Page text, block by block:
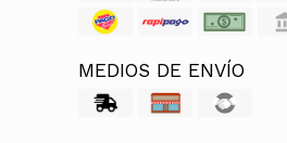
MEDIOS DE ENVÍO